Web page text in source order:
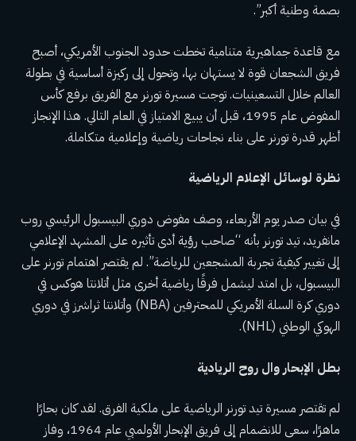
بصمة وطنية أكبر”.
مع قاعدة جماهيرية متنامية تخطت حدود الجنوب الأمريكي، أصبح
فريق الشجعان قوة لا يستهان بها، وتحول إلى ركيزة أساسية في بطولة
العالم خلال التسعينيات. توجت مسيرة تورنر مع الفريق برفع كأس
المفوض عام 1995، قبل أن يبيع الامتياز في العام التالي. هذا الإنجاز
أظهر قدرة تورنر على بناء نجاحات رياضية وإعلامية متكاملة.
نظرة لوسائل الإعلام الرياضية
في بيان صدر يوم الأربعاء، وصف مفوض دوري البيسبول الرئيسي روب
مانفريد، تيد تورنر بأنه “صاحب رؤية أدى تأثيره على المشهد الإعلامي
إلى تغيير كيفية تجربة المشجعين للرياضة”. لم يقتصر اهتمام تورنر على
البيسبول، بل امتد ليشمل فرقًا رياضية أخرى مثل أتلانتا هوكس في
دوري كرة السلة الأمريكي للمحترفين (NBA) وأتلانتا ثراشرز في دوري
الهوكي الوطني (NHL).
بطل الإبحار وال روح الريادية
لم تقتصر مسيرة تيد تورنر الرياضية على ملكية الفرق. لقد كان بحارًا
ماهرًا، سعى للانضمام إلى فريق الإبحار الأولمبي عام 1964، وفاز